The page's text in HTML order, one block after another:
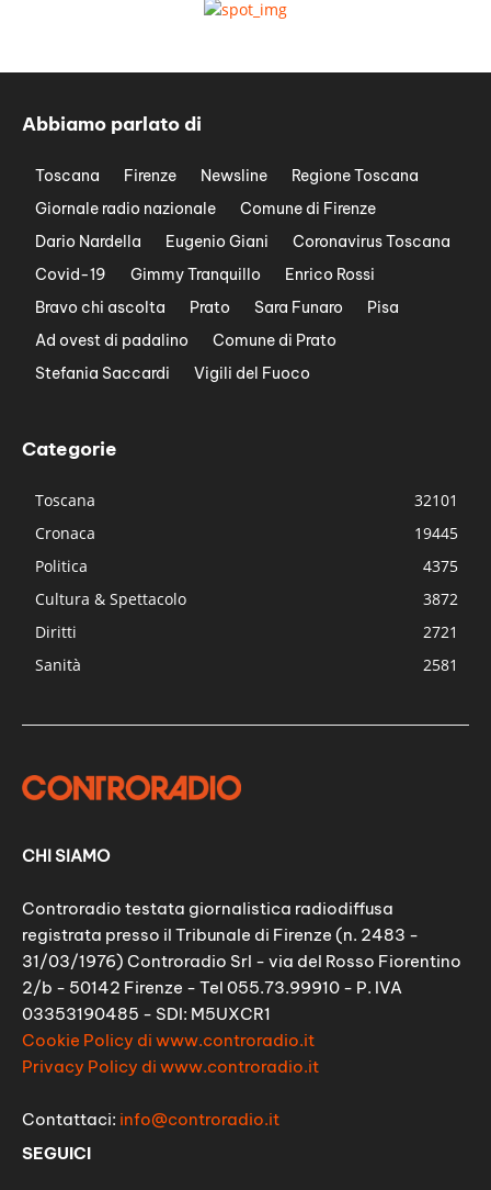
Abbiamo parlato di
Toscana Firenze Newsline
Regione Toscana
Giornale radio nazionale
Comune di Firenze
Dario Nardella
Eugenio Giani
Coronavirus Toscana
Covid-19
Gimmy Tranquillo
Enrico Rossi
Bravo chi ascolta
Prato Sara Funaro
Pisa
Ad ovest di padalino
Comune di Prato
Stefania Saccardi
Vigili del Fuoco
Categorie
Toscana
32101
Cronaca
19445
Politica
4375
Cultura & Spettacolo
3872
Diritti
2721
Sanità
2581
CHI SIAMO
Controradio testata giornalistica radiodiffusa
registrata presso il Tribunale di Firenze (n. 2483 -
31/03/1976) Controradio Srl - via del Rosso Fiorentino
2/b - 50142 Firenze - Tel 055.73.99910 - P. IVA
03353190485 - SDI: M5UXCR1
Cookie Policy di www.controradio.it
Privacy Policy di www.controradio.it
Contattaci: info@controradio.it
SEGUICI